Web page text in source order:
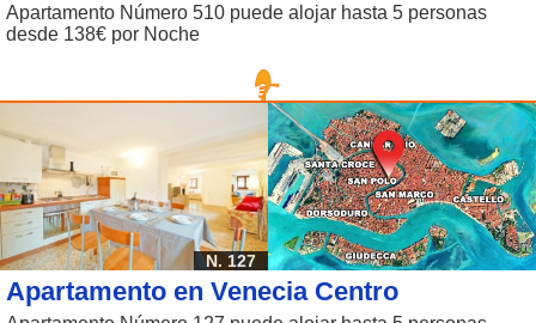
Apartamento Número 510 puede alojar hasta 5 personas
desde 138€ por Noche
N. 127
Apartamento en Venecia Centro